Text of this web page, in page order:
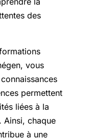
des
vous
permettent
liées à la
Ainsi, chaque
à une